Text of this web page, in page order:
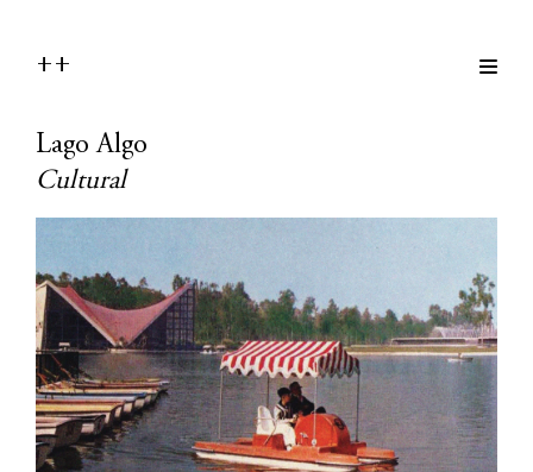
++
Cultural
Lago Algo